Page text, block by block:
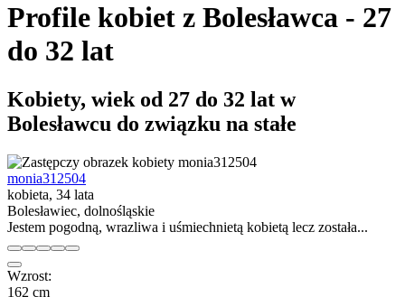
Profile kobiet z Bolesławca - 27
do 32 lat
Kobiety, wiek od 27 do 32 lat w
Bolesławcu do związku na stałe
monia312504
kobieta, 34 lata
Bolesławiec, dolnośląskie
Jestem pogodną, wrazliwa i uśmiechnietą kobietą lecz została...
Wzrost:
162 cm